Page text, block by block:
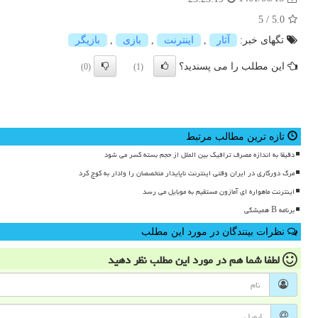
5.0
/
5
تگهای خبر:
آثار , اینترنت , بازی , بازیگر
این مطلب را می پسندید؟ (1)
(0)
تازه ترین مطالب مرتبط
دقیقا به اندازه مصرف ترافیک بین الملل از حجم بسته کسر می شود
مرگ دورکاری در ایران وقتی اینترنت ناپایدار متخصصان را وادار به کوچ کرد
اینترنت ماهواره ای آمازون مستقیم به موبایل می رسد
برنامه B همیشگی
نظرات بینندگان در مورد این مطلب
لطفا شما همدر مورد این مطلبنظر دهید